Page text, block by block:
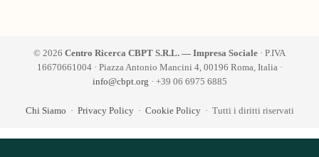
© 2026 Centro Ricerca CBPT S.R.L. — Impresa Sociale · P.IVA
16670661004 · Piazza Antonio Mancini 4, 00196 Roma, Italia ·
info@cbpt.org · +39 06 6975 6885
Chi Siamo · Privacy Policy· Cookie Policy· Tutti i diritti riservati